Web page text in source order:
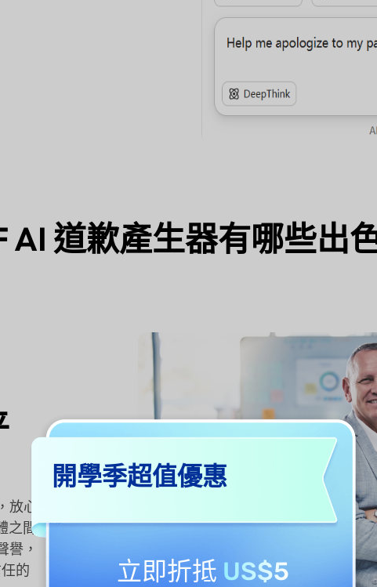
AI 道歉產生器有哪些出
放心
之間
譽，
的
開學季超值優惠
立即折抵 US$5